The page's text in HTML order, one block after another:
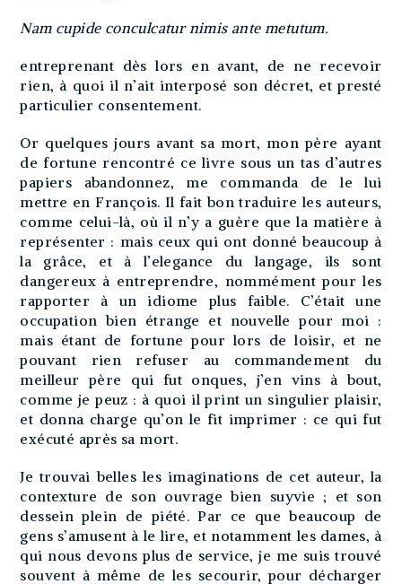
Nam cupide conculcatur nimis ante metutum.
entreprenant dès lors en avant, de ne recevoir
rien, à quoi il n’ait interposé son décret, et presté
particulier consentement.
Or quelques jours avant sa mort, mon père ayant
de fortune rencontré ce livre sous un tas d’autres
papiers abandonnez, me commanda de le lui
mettre en François. Il fait bon traduire les auteurs,
comme celui-là, où il n’y a guère que la matière à
représenter : mais ceux qui ont donné beaucoup à
la grâce, et à l’elegance du langage, ils sont
dangereux à entreprendre, nommément pour les
rapporter à un idiome plus faible. C’était une
occupation bien étrange et nouvelle pour moi :
mais étant de fortune pour lors de loisir, et ne
pouvant rien refuser au commandement du
meilleur père qui fut onques, j’en vins à bout,
comme je peuz : à quoi il print un singulier plaisir,
et donna charge qu’on le fit imprimer : ce qui fut
exécuté après sa mort.
Je trouvai belles les imaginations de cet auteur, la
contexture de son ouvrage bien suyvie ; et son
dessein plein de piété. Par ce que beaucoup de
gens s’amusent à le lire, et notamment les dames, à
qui nous devons plus de service, je me suis trouvé
souvent à même de les secourir, pour décharger